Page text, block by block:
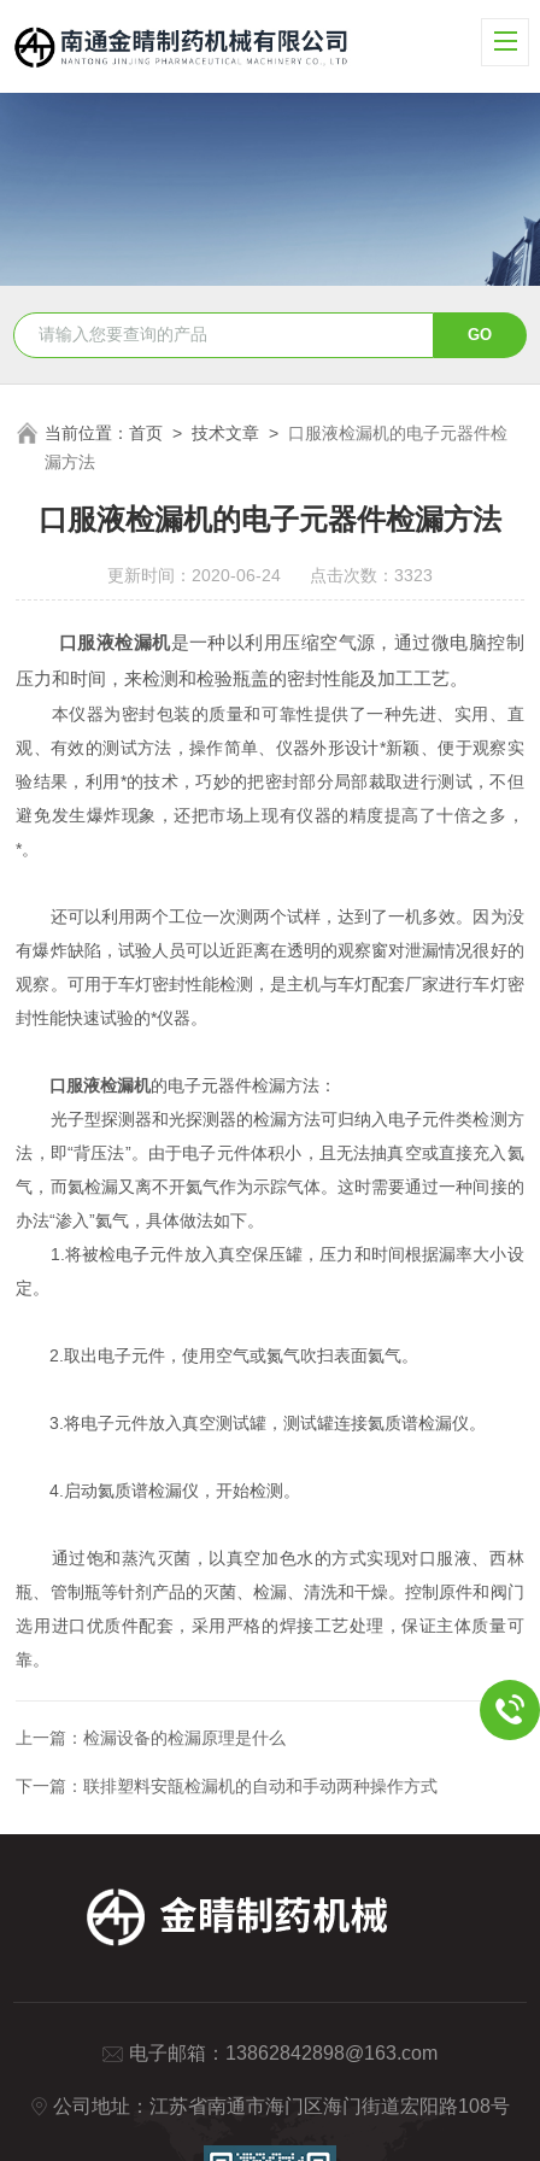
当前位置：首页 >技术文章 > 口服液检漏机的电子元器件检
漏方法
口服液检漏机的电子元器件检漏方法
更新时间：2020-06-24 点击次数：3323
口服液检漏机是一种以利用压缩空气源，通过微电脑控制
压力和时间，来检测和检验瓶盖的密封性能及加工工艺。
本仪器为密封包装的质量和可靠性提供了一种先进、实用、直
观、有效的测试方法，操作简单、仪器外形设计*新颖、便于观察实
验结果，利用*的技术，巧妙的把密封部分局部裁取进行测试，不但
避免发生爆炸现象，还把市场上现有仪器的精度提高了十倍之多，
*。
还可以利用两个工位一次测两个试样，达到了一机多效。因为没
有爆炸缺陷，试验人员可以近距离在透明的观察窗对泄漏情况很好的
观察。可用于车灯密封性能检测，是主机与车灯配套厂家进行车灯密
封性能快速试验的*仪器。
口服液检漏机的电子元器件检漏方法：
光子型探测器和光探测器的检漏方法可归纳入电子元件类检测方
法，即“背压法”。由于电子元件体积小，且无法抽真空或直接充入氦
气，而氦检漏又离不开氦气作为示踪气体。这时需要通过一种间接的
办法“渗入”氦气，具体做法如下。
1.将被检电子元件放入真空保压罐，压力和时间根据漏率大小设
定。
2.取出电子元件，使用空气或氮气吹扫表面氦气。
3.将电子元件放入真空测试罐，测试罐连接氦质谱检漏仪。
4.启动氦质谱检漏仪，开始检测。
通过饱和蒸汽灭菌，以真空加色水的方式实现对口服液、西林
瓶、管制瓶等针剂产品的灭菌、检漏、清洗和干燥。控制原件和阀门
选用进口优质件配套，采用严格的焊接工艺处理，保证主体质量可
靠。
上一篇：检漏设备的检漏原理是什么
下一篇：联排塑料安瓿检漏机的自动和手动两种操作方式
电子邮箱： 13862842898@163.com
公司地址：江苏省南通市海门区海门街道宏阳路108号